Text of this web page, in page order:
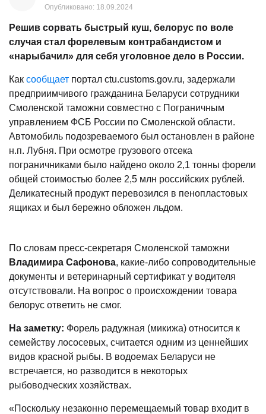
Опубликовано: 18.09.2024
Решив сорвать быстрый куш, белорус по воле
случая стал форелевым контрабандистом и
«нарыбачил» для себя уголовное дело в России.
Как сообщает портал ctu.customs.gov.ru, задержали
предприимчивого гражданина Беларуси сотрудники
Смоленской таможни совместно с Пограничным
управлением ФСБ России по Смоленской области.
Автомобиль подозреваемого был остановлен в районе
н.п. Лубня. При осмотре грузового отсека
пограничниками было найдено около 2,1 тонны форели
общей стоимостью более 2,5 млн российских рублей.
Деликатесный продукт перевозился в пенопластовых
ящиках и был бережно обложен льдом.
По словам пресс-секретаря Смоленской таможни
Владимира Сафонова, какие-либо сопроводительные
документы и ветеринарный сертификат у водителя
отсутствовали. На вопрос о происхождении товара
белорус ответить не смог.
На заметку: Форель радужная (микижа) относится к
семейству лососевых, считается одним из ценнейших
видов красной рыбы. В водоемах Беларуси не
встречается, но разводится в некоторых
рыбоводческих хозяйствах.
«Поскольку незаконно перемещаемый товар входит в